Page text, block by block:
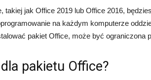
jak Office 2019 lub Office 2016,
na każdym komputerze
pakiet Office, może być ograniczona
pakietu Office?